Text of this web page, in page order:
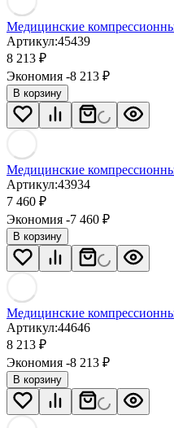
Медицинские
Артикул:45439
8 213 ₽
Экономия -8 213 ₽
В корзину
Медицинские
Артикул:43934
7 460 ₽
Экономия -7 460 ₽
В корзину
Медицинские
Артикул:44646
8 213 ₽
Экономия -8 213 ₽
В корзину